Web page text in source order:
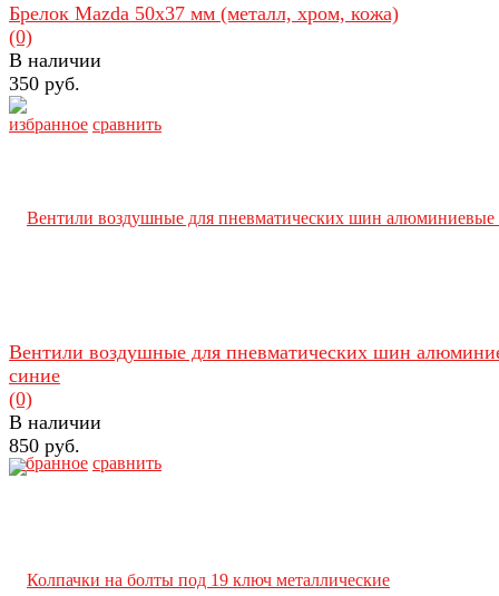
избранное сравнить
Брелок Mazda 50х37 мм (металл, хром, кожа)
(0)
В наличии
350 руб.
избранное сравнить
Вентили воздушные для пневматических шин
синие
(0)
В наличии
850 руб.